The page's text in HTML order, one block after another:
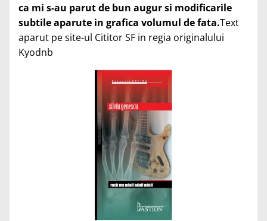
ca mi s-au parut de bun augur si modificarile
subtile aparute in grafica volumul de fata.Text
aparut pe site-ul Cititor SF in regia originalului
Kyodnb